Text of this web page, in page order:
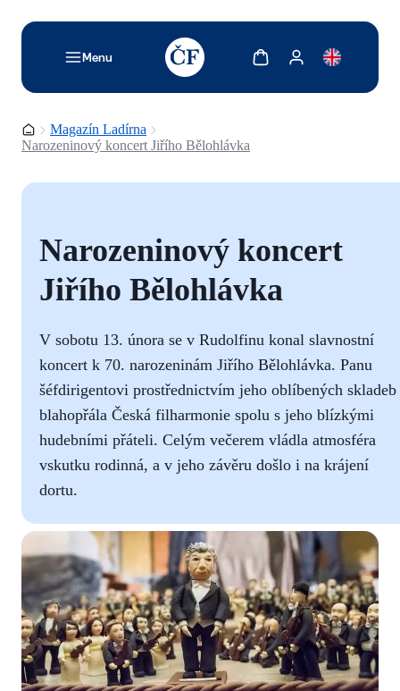
Menu
TODO: Add description for reader
Zobrazit košíkZobrazit můj účet
Domovská stránka
Magazín Ladírna
Narozeninový koncert Jiřího Bělohlávka
Narozeninový koncert
Jiřího Bělohlávka
V sobotu 13. února se v Rudolfinu konal slavnostní
koncert k 70. narozeninám Jiřího Bělohlávka. Panu
šéfdirigentovi prostřednictvím jeho oblíbených skladeb
blahopřála Česká filharmonie spolu s jeho blízkými
hudebními přáteli. Celým večerem vládla atmosféra
vskutku rodinná, a v jeho závěru došlo i na krájení
dortu.